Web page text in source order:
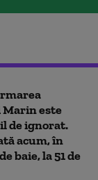
este
de ignorat.
acum, în
baie, la 51 de